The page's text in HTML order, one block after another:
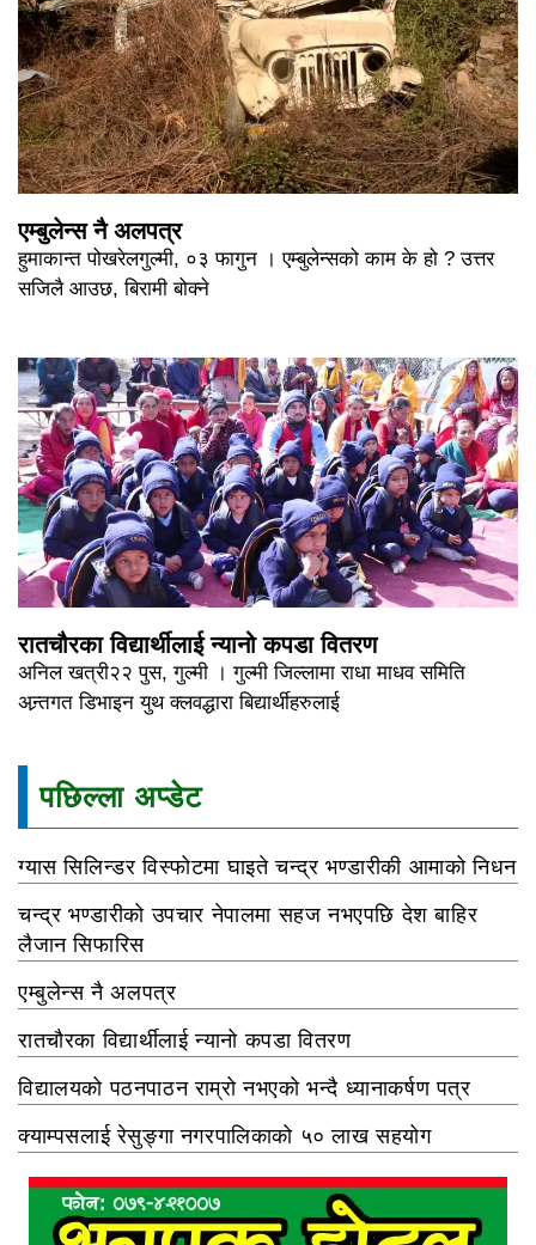
एम्बुलेन्स नै अलपत्र
हुमाकान्त पोखरेलगुल्मी, ०३ फागुन । एम्बुलेन्सको काम के हो ? उत्तर
सजिलै आउछ, बिरामी बोक्ने
रातचौरका विद्यार्थीलाई न्यानो कपडा वितरण
अनिल खत्री२२ पुस, गुल्मी । गुल्मी जिल्लामा राधा माधव समिति
अन्र्तगत डिभाइन युथ क्लवद्धारा बिद्यार्थीहरुलाई
पछिल्ला अप्डेट
ग्यास सिलिन्डर विस्फोटमा घाइते चन्द्र भण्डारीकी आमाको निधन
चन्द्र भण्डारीको उपचार नेपालमा सहज नभएपछि देश बाहिर
लैजान सिफारिस
एम्बुलेन्स नै अलपत्र
रातचौरका विद्यार्थीलाई न्यानो कपडा वितरण
विद्यालयको पठनपाठन राम्रो नभएको भन्दै ध्यानाकर्षण पत्र
क्याम्पसलाई रेसुङ्गा नगरपालिकाको ५० लाख सहयोग